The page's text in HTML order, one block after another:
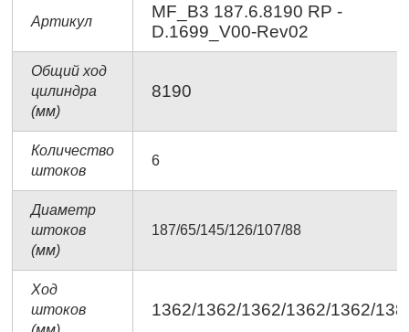
Артикул
MF_B3 187.6.8190 RP -
D.1699_V00-Rev02
Общий ход
цилиндра
(мм)
8190
Количество
штоков
6
Диаметр
штоков
(мм)
187/65/145/126/107/88
Ход
штоков
1362/1362/1362/1362/1362/